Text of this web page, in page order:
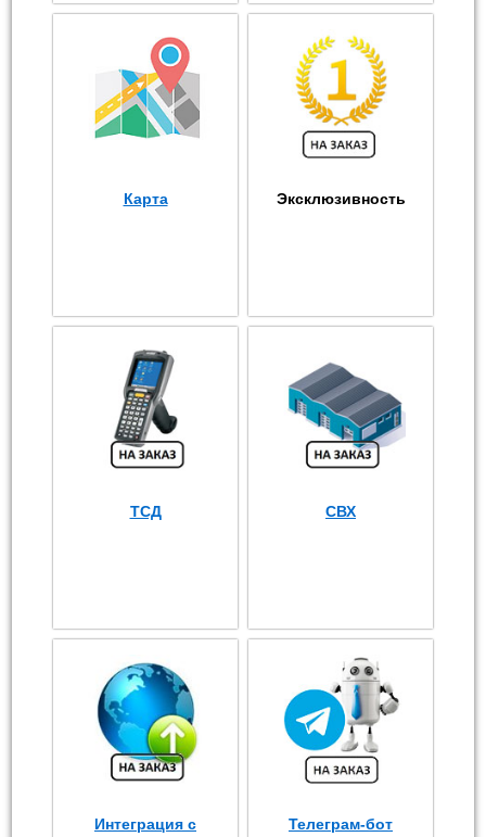
Карта Эксклюзивность
ТСД СВХ
Интеграция с
Телеграм-бот